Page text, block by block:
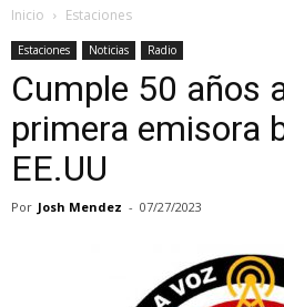
Inicio Estaciones
Estaciones Noticias Radio
Cumple 50 años
primera emisora
EE.UU
Por Josh Mendez - 07/27/2023